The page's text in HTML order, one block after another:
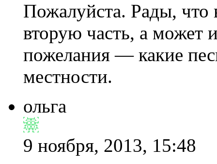
Пожалуйста. Рады, что
вторую часть, а может
пожелания — какие
местности.
ольга
9 ноября, 2013, 15:48